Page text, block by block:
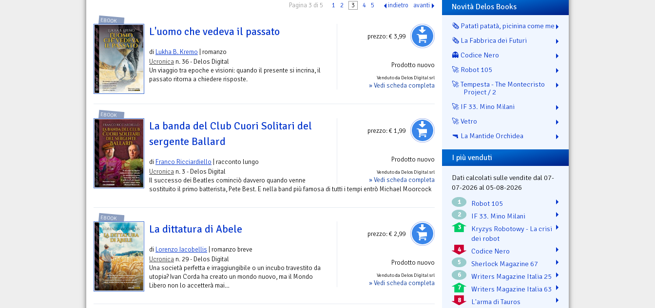
Pagina 3 di 5 1 2 3 4 5 indietro avanti
prezzo:€ 3,99
Prodotto nuovo
Venduto da Delos Digital srl
» Vedi scheda completa
EBOOK
L'uomo che vedeva il passato
di Lukha B. Kremo | romanzo
Ucronica n. 36 - Delos Digital
Un viaggio tra epoche e visioni: quando il presente si incrina, il
passato ritorna a chiedere risposte.
prezzo:€ 1,99
Prodotto nuovo
Venduto da Delos Digital srl
» Vedi scheda completa
EBOOK
La banda del Club Cuori Solitari del
sergente Ballard
di Franco Ricciardiello | racconto lungo
Ucronica n. 3 - Delos Digital
Il successo dei Beatles cominciò davvero quando venne
sostituito il primo batterista, Pete Best. E nella band più famosa di tutti i tempi entrò Michael Moorcock
prezzo:€ 2,99
Prodotto nuovo
Venduto da Delos Digital srl
» Vedi scheda completa
EBOOK
La dittatura di Abele
di Lorenzo Iacobellis | romanzo breve
Ucronica n. 29 - Delos Digital
Una società perfetta e irraggiungibile o un incubo travestito da
utopia? Ivan Corda ha creato un mondo nuovo, ma il Mondo
Libero non lo accetterà mai…
Novità Delos Books
🗞️ Patatì patatà, picinina come me
🗞️ La Fabbrica dei Futuri
👻 Codice Nero
🚀 Robot 105
🚀 Tempesta - The Montecristo
Project / 2
🚀 IF 33. Mino Milani
🚀 Vetro
🔫 La Mantide Orchidea
I più venduti
Dati calcolati sulle vendite dal 07-
07-2026 al 05-08-2026
1 Robot 105
2 IF 33. Mino Milani
3
Kryzys Robotowy - La crisi
dei robot
4 Codice Nero
5 Sherlock Magazine 67
6 Writers Magazine Italia 25
7 Writers Magazine Italia 63
8 L'arma di Tauros